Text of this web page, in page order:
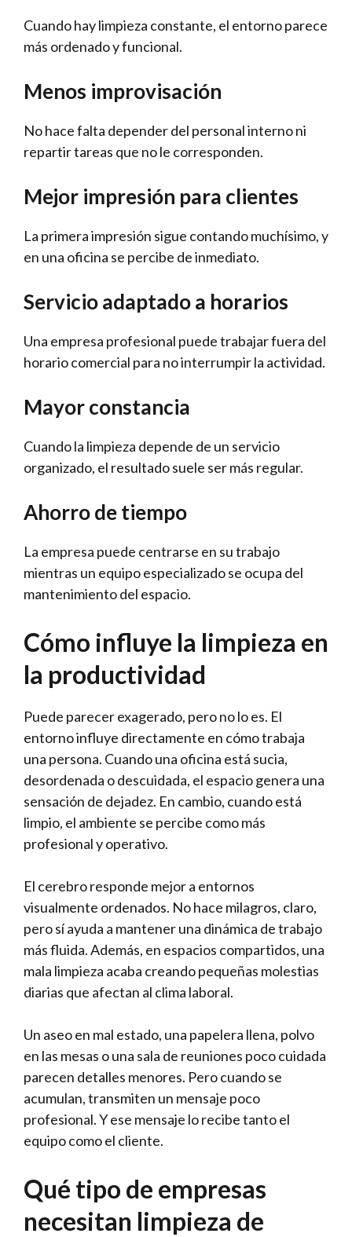
Cuando hay limpieza constante, el entorno parece
más ordenado y funcional.
Menos improvisación
No hace falta depender del personal interno ni
repartir tareas que no le corresponden.
Mejor impresión para clientes
La primera impresión sigue contando muchísimo, y
en una oficina se percibe de inmediato.
Servicio adaptado a horarios
Una empresa profesional puede trabajar fuera del
horario comercial para no interrumpir la actividad.
Mayor constancia
Cuando la limpieza depende de un servicio
organizado, el resultado suele ser más regular.
Ahorro de tiempo
La empresa puede centrarse en su trabajo
mientras un equipo especializado se ocupa del
mantenimiento del espacio.
Cómo influye la limpieza en
la productividad
Puede parecer exagerado, pero no lo es. El
entorno influye directamente en cómo trabaja
una persona. Cuando una oficina está sucia,
desordenada o descuidada, el espacio genera una
sensación de dejadez. En cambio, cuando está
limpio, el ambiente se percibe como más
profesional y operativo.
El cerebro responde mejor a entornos
visualmente ordenados. No hace milagros, claro,
pero sí ayuda a mantener una dinámica de trabajo
más fluida. Además, en espacios compartidos, una
mala limpieza acaba creando pequeñas molestias
diarias que afectan al clima laboral.
Un aseo en mal estado, una papelera llena, polvo
en las mesas o una sala de reuniones poco cuidada
parecen detalles menores. Pero cuando se
acumulan, transmiten un mensaje poco
profesional. Y ese mensaje lo recibe tanto el
equipo como el cliente.
Qué tipo de empresas
necesitan limpieza de